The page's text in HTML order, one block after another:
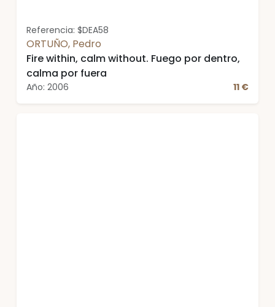
Referencia: $DEA58
ORTUÑO, Pedro
Fire within, calm without. Fuego por dentro,
calma por fuera
Año: 2006 11 €